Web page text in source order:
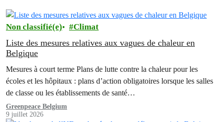
Non classifié(e) Climat
Liste des mesures relatives aux vagues de chaleur en
Belgique
Mesures à court terme Plans de lutte contre la chaleur pour les
écoles et les hôpitaux : plans d’action obligatoires lorsque les salles
de classe ou les établissements de santé…
Greenpeace Belgium
9 juillet 2026